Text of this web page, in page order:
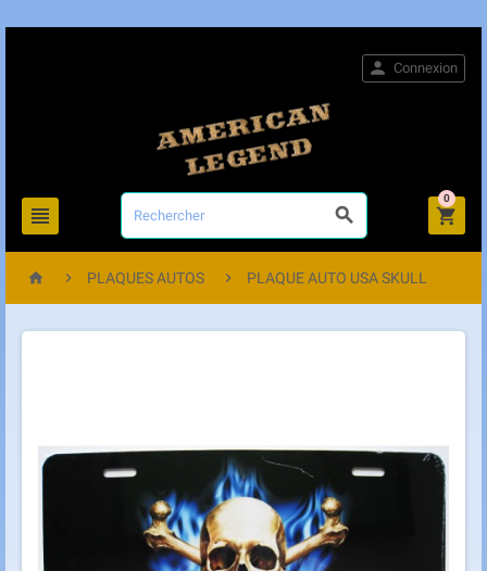
 
 Connexion

0
  PLAQUES AUTOS  PLAQUE AUTO USA SKULL